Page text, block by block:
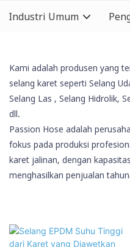
Industri Umum
Kami adalah produsen yang
selang karet seperti Selang
Selang Las , Selang Hidrolik,
dll.
Passion Hose adalah
fokus pada produksi
karet jalinan, dengan
menghasilkan penjualan